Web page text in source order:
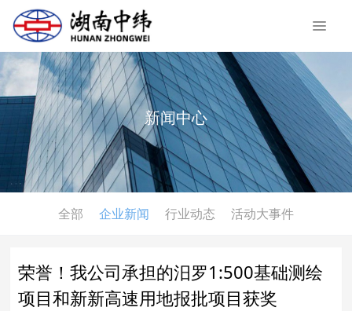
新闻中心
全部 企业新闻 行业动态 活动大事件
荣誉！我公司承担的汨罗1:500基础测绘
项目和新新高速用地报批项目获奖